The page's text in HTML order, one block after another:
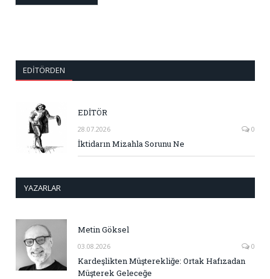
EDITÖRDEN
EDİTÖR
28.07.2026 0
İktidarın Mizahla Sorunu Ne
YAZARLAR
Metin Göksel
03.08.2026 0
Kardeşlikten Müşterekliğe: Ortak Hafızadan
Müşterek Geleceğe